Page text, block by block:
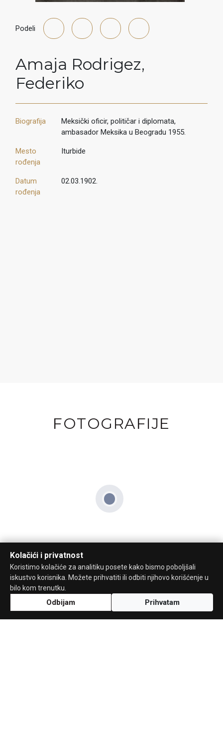
Podeli
Amaja Rodrigez,
Federiko
Biografija
Meksički oficir, političar i diplomata,
ambasador Meksika u Beogradu 1955.
Mesto
rođenja
Iturbide
Datum
rođenja
02.03.1902.
FOTOGRAFIJE
Kolačići i privatnost
Koristimo kolačiće za analitiku posete kako bismo poboljšali
iskustvo korisnika. Možete prihvatiti ili odbiti njihovo korišćenje u
bilo kom trenutku.
Odbijam Prihvatam